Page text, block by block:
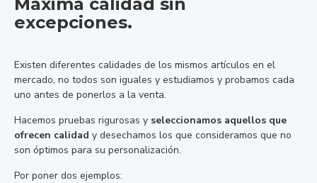
excepciones.
Existen diferentes calidades de los mismos artículos en el
mercado, no todos son iguales y estudiamos y probamos cada
uno antes de ponerlos a la venta.
Hacemos pruebas rigurosas y seleccionamos aquellos que
ofrecen calidad y desechamos los que consideramos que no
son óptimos para su personalización.
Por poner dos ejemplos: